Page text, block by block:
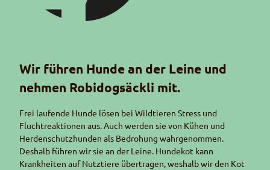
Wir führen Hunde an der Leine und
nehmen Robidogsäckli mit.
Frei laufende Hunde lösen bei Wildtieren Stress und
Fluchtreaktionen aus. Auch werden sie von Kühen und
Herdenschutzhunden als Bedrohung wahrgenommen.
Deshalb führen wir sie an der Leine. Hundekot kann
Krankheiten auf Nutztiere übertragen, weshalb wir den Kot